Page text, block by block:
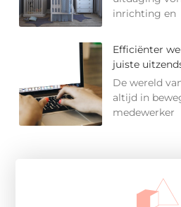
inrichting en
Efficiënter
juiste
De wereld
altijd in
medewerker